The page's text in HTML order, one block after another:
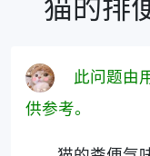
此问题由
供参考。